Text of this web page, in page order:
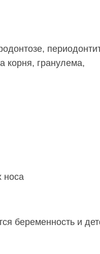
корня, гранулема,
носа
беременность и